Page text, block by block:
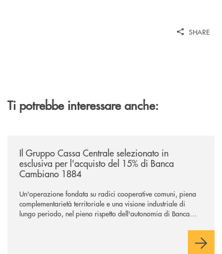
SHARE
Ti potrebbe interessare anche:
Il Gruppo Cassa Centrale selezionato in
esclusiva per l'acquisto del 15% di Banca
Cambiano 1884
Un'operazione fondata su radici cooperative comuni, piena
complementarietà territoriale e una visione industriale di
lungo periodo, nel pieno rispetto dell'autonomia di Banca
negoziazione esclusiva per la finalizzazione dell’operazione.